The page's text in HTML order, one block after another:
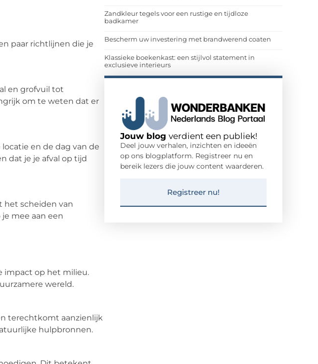
paar richtlijnen die je
en grofvuil tot
om te weten dat er
en de dag van de
dat je je afval op tijd
het scheiden van
mee aan een
impact op het milieu.
wereld.
terechtkomt aanzienlijk
hulpbronnen.
Zandkleur tegels voor een rustige en tijdloze
badkamer
Bescherm uw investering met brandwerend coaten
Klassieke boekenkast: een stijlvol statement in
exclusieve interieurs
Jouw blog verdient een publiek!
Deel jouw verhalen, inzichten en ideeën
op ons blogplatform. Registreer nu en
bereik lezers die jouw content waarderen.
Registreer nu!